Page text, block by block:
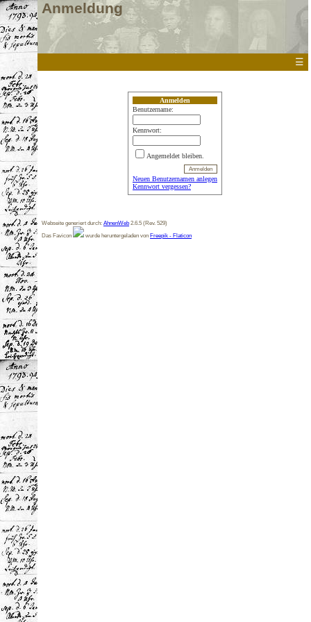
Anmeldung
☰
Anmelden
Benutzername:
Kennwort:
Angemeldet bleiben.
Neuen Benutzernamen anlegen
Kennwort vergessen?
Webseite generiert durch: AhnenWeb 2.6.5 (Rev. 529)
Das Favicon
wurde heruntergeladen von Freepik - Flaticon